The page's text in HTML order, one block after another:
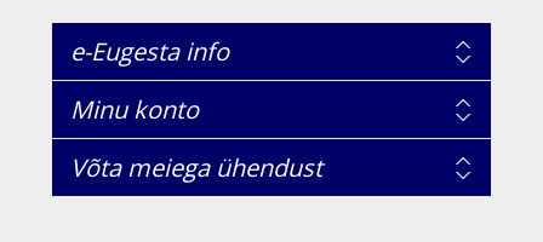
e-Eugesta info
Minu konto
Võta meiega ühendust